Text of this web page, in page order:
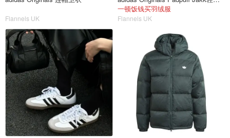
Flannels UK
一顿饭钱买羽绒服
Flannels UK